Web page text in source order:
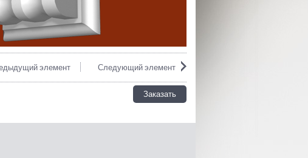
Следующий элемент
элемент
Заказать